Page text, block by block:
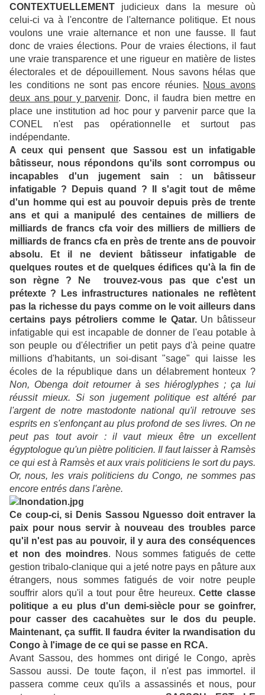
CONTEXTUELLEMENT judicieux dans la mesure où
celui-ci va à l'encontre de l'alternance politique. Et nous
voulons une vraie alternance et non une fausse. Il faut
donc de vraies élections. Pour de vraies élections, il faut
une vraie transparence et une rigueur en matière de listes
électorales et de dépouillement. Nous savons hélas que
les conditions ne sont pas encore réunies. Nous avons
deux ans pour y parvenir. Donc, il faudra bien mettre en
place une institution ad hoc pour y parvenir parce que la
CONEL n'est pas opérationnelle et surtout pas
indépendante.
A ceux qui pensent que Sassou est un infatigable
bâtisseur, nous répondons qu'ils sont corrompus ou
incapables d'un jugement sain : un bâtisseur
infatigable ? Depuis quand ? Il s'agit tout de même
d'un homme qui est au pouvoir depuis près de trente
ans et qui a manipulé des centaines de milliers de
milliards de francs cfa voir des milliers de milliers de
milliards de francs cfa en près de trente ans de pouvoir
absolu. Et il ne devient bâtisseur infatigable de
quelques routes et de quelques édifices qu'à la fin de
son règne ? Ne trouvez-vous pas que c'est un
prétexte ? Les infrastructures nationales ne reflètent
pas la richesse du pays comme on le voit ailleurs dans
certains pays pétroliers comme le Qatar.Un bâtisseur
infatigable qui est incapable de donner de l'eau potable à
son peuple ou d'électrifier un petit pays d'à peine quatre
millions d'habitants, un soi-disant "sage" qui laisse les
écoles de la république dans un délabrement honteux ?
Non, Obenga doit retourner à ses hiéroglyphes ; ça lui
réussit mieux. Si son jugement politique est altéré par
l'argent de notre mastodonte national qu'il retrouve ses
esprits en s'enfonçant au plus profond de ses livres. On ne
peut pas tout avoir : il vaut mieux être un excellent
égyptologue qu'un piètre politicien. Il faut laisser à Ramsès
ce qui est à Ramsès et aux vrais politiciens le sort du pays.
Or, nous, les vrais politiciens du Congo, ne sommes pas
encore entrés dans l'arène.
Ce coup-ci, si Denis Sassou Nguesso doit entraver la
paix pour nous servir à nouveau des troubles parce
qu'il n'est pas au pouvoir, il y aura des conséquences
et non des moindres. Nous sommes fatigués de cette
gestion tribalo-clanique qui a jeté notre pays en pâture aux
étrangers, nous sommes fatigués de voir notre peuple
souffrir alors qu'il a tout pour être heureux.Cette classe
politique a eu plus d'un demi-siècle pour se goinfrer,
pour casser des cacahuètes sur le dos du peuple.
Maintenant, ça suffit. Il faudra éviter la rwandisation du
Congo à l'image de ce qui se passe en RCA.
Avant Sassou, des hommes ont dirigé le Congo, après
Sassou aussi. De toute façon, il n'est pas immortel. il
passera comme ceux qu'ils a assassinés et nous, pour